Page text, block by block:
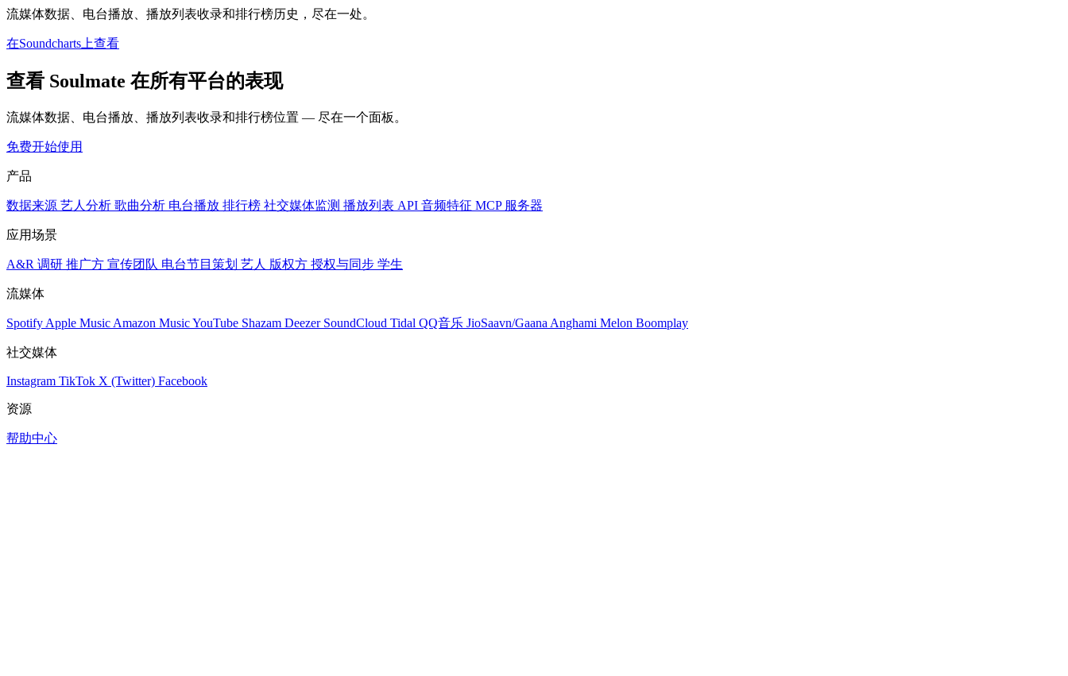
流媒体数据、电台播放、播放列表收录和排行榜历史，尽在一处。
在Soundcharts上查看
查看 Soulmate 在所有平台的表现
流媒体数据、电台播放、播放列表收录和排行榜位置 — 尽在一个面板。
免费开始使用
产品
数据来源 艺人分析 歌曲分析 电台播放 排行榜 社交媒体监测 播放列表 API 音频特征 MCP 服务器
应用场景
A&R 调研 推广方 宣传团队 电台节目策划 艺人 版权方 授权与同步 学生
流媒体
Spotify Apple Music Amazon MusicYouTube Shazam Deezer SoundCloud Tidal QQ音乐 JioSaavn/Gaana Anghami Melon Boomplay
社交媒体
Instagram TikTok X (Twitter) Facebook
资源
帮助中心